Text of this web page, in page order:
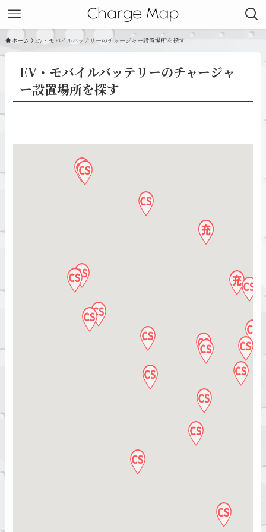
ホーム EV・モバイルバッテリーのチャージャー設置場所を探す
EV・モバイルバッテリーのチャージャ
ー設置場所を探す